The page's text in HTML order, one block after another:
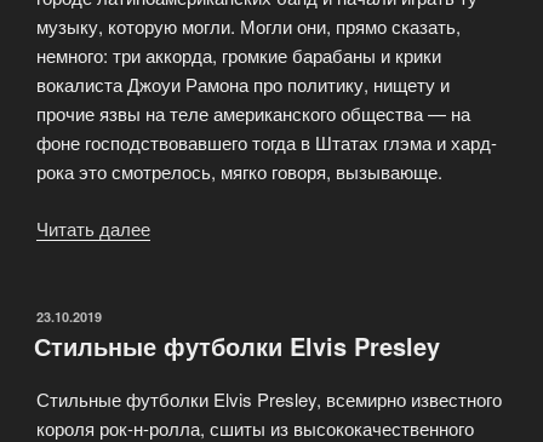
музыку, которую могли. Могли они, прямо сказать,
немного: три аккорда, громкие барабаны и крики
вокалиста Джоуи Рамона про политику, нищету и
прочие язвы на теле американского общества — на
фоне господствовавшего тогда в Штатах глэма и хард-
рока это смотрелось, мягко говоря, вызывающе.
Читать далее
Ramones»
ОПУБЛИКОВАНО
23.10.2019
Стильные футболки Elvis Presley
Стильные футболки Elvis Presley, всемирно известного
короля рок-н-ролла, сшиты из высококачественного